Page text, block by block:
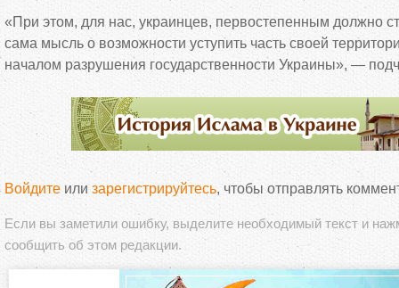
«При этом, для нас, украинцев, первостепенным должно
сама мысль о возможности уступить часть своей
началом разрушения государственности Украины», —
Войдите или зарегистрируйтесь, чтобы отправлять
Если вы заметили ошибку, выделите необходимый текст и
сообщить об этом редакции.